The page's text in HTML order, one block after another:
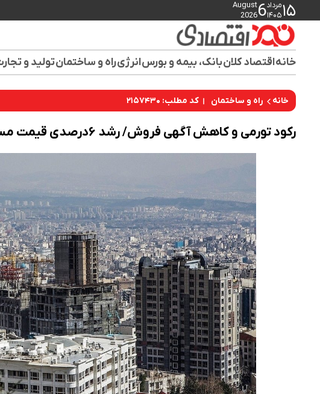
۱۵مرداد
۱۴۰۵6
August
2026
خانهاقتصاد کلانبانک، بیمه و بورسانرژیراه و ساختمانتولید و
خانه راه و ساختمان کد مطلب: ۲۱۵۷۴۳۰
رکود تورمی و کاهش آگهی فروش/ رشد ۶درصدی قیمت مسکن در پایتخت!